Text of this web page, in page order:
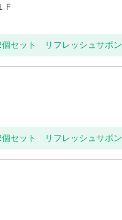
Ｆ
セット リフレッシュサボン
セット リフレッシュサボン